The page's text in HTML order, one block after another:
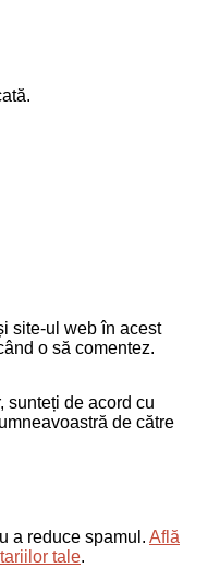
site-ul web în acest
o să comentez.
sunteți de acord cu
de către
a reduce spamul. Află
tale.